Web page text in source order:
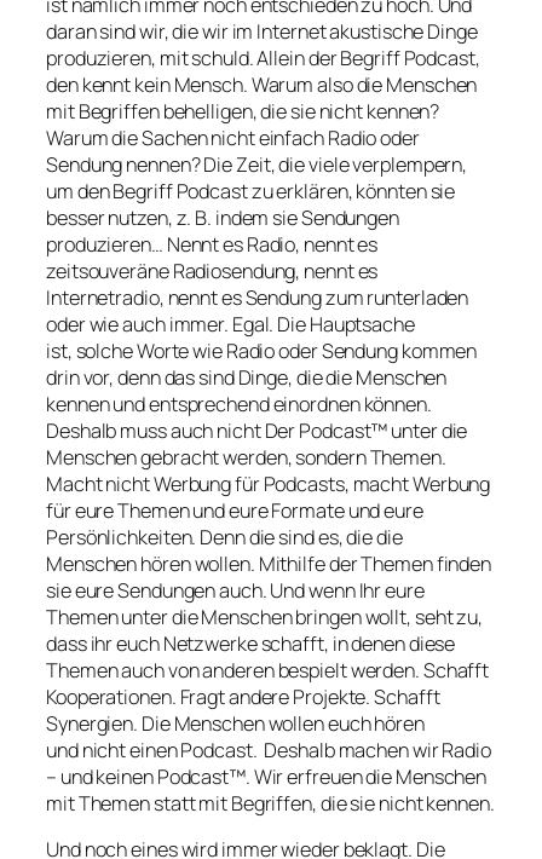
daran sind wir, die wir im Internet akustische Dinge
produzieren, mit schuld. Allein der Begriff Podcast,
den kennt kein Mensch. Warum also die Menschen
mit Begriffen behelligen, die sie nicht kennen?
Warum die Sachen nicht einfach Radio oder
Sendung nennen? Die Zeit, die viele verplempern,
um den Begriff Podcast zu erklären, könnten sie
besser nutzen, z. B. indem sie Sendungen
produzieren… Nennt es Radio, nennt es
zeitsouveräne Radiosendung, nennt es
Internetradio, nennt es Sendung zum runterladen
oder wie auch immer. Egal. Die Hauptsache
ist, solche Worte wie Radio oder Sendung kommen
drin vor, denn das sind Dinge, die die Menschen
kennen und entsprechend einordnen können.
Deshalb muss auch nicht Der Podcast™ unter die
Menschen gebracht werden, sondern Themen.
Macht nicht Werbung für Podcasts, macht Werbung
für eure Themen und eure Formate und eure
Persönlichkeiten. Denn die sind es, die die
Menschen hören wollen. Mithilfe der Themen finden
sie eure Sendungen auch. Und wenn Ihr eure
Themen unter die Menschen bringen wollt, seht zu,
dass ihr euch Netzwerke schafft, in denen diese
Themen auch von anderen bespielt werden. Schafft
Kooperationen. Fragt andere Projekte. Schafft
Synergien. Die Menschen wollen euch hören
und nicht einen Podcast. Deshalb machen wir Radio
– und keinen Podcast™. Wir erfreuen die Menschen
mit Themen statt mit Begriffen, die sie nicht kennen.
Und noch eines wird immer wieder beklagt. Die